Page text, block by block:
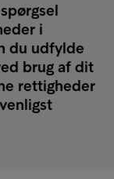
i
du udfylde
brug af dit
rettigheder